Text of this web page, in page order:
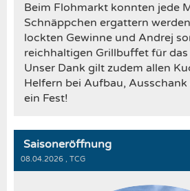
Beim Flohmarkt konnten jede
Schnäppchen ergattern
lockten Gewinne und Andrej
reichhaltigen Grillbuffet für das
Unser Dank gilt zudem allen
Helfern bei Aufbau, Ausschank
ein Fest!
Saisoneröffnung
08.04.2026 , TCG